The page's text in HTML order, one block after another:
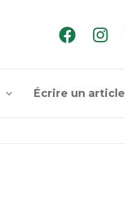
Écrire un article